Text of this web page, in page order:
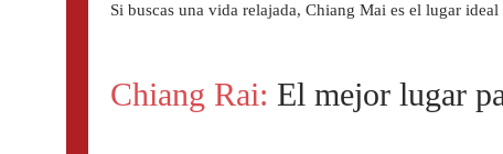
Si buscas una vida relajada, Chiang Mai es el lugar ideal
Chiang Rai: El mejor lugar